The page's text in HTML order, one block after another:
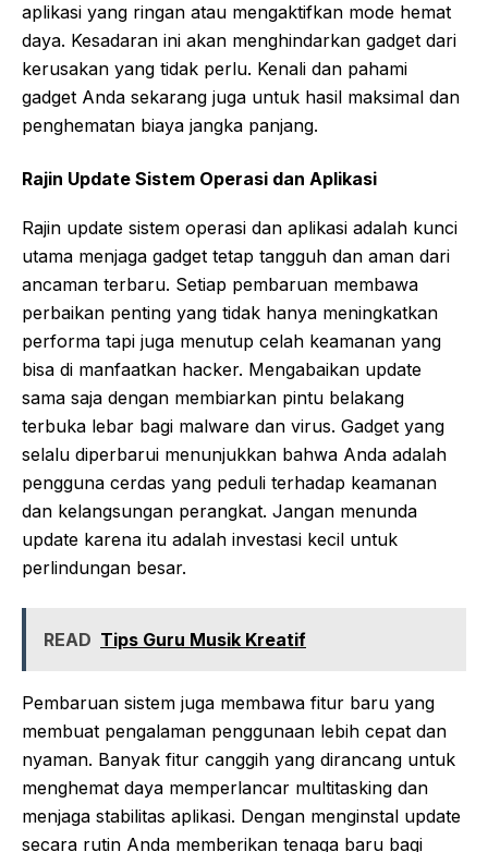
aplikasi yang ringan atau mengaktifkan mode hemat
daya. Kesadaran ini akan menghindarkan gadget dari
kerusakan yang tidak perlu. Kenali dan pahami
gadget Anda sekarang juga untuk hasil maksimal dan
penghematan biaya jangka panjang.
Rajin Update Sistem Operasi dan Aplikasi
Rajin update sistem operasi dan aplikasi adalah kunci
utama menjaga gadget tetap tangguh dan aman dari
ancaman terbaru. Setiap pembaruan membawa
perbaikan penting yang tidak hanya meningkatkan
performa tapi juga menutup celah keamanan yang
bisa di manfaatkan hacker. Mengabaikan update
sama saja dengan membiarkan pintu belakang
terbuka lebar bagi malware dan virus. Gadget yang
selalu diperbarui menunjukkan bahwa Anda adalah
pengguna cerdas yang peduli terhadap keamanan
dan kelangsungan perangkat. Jangan menunda
update karena itu adalah investasi kecil untuk
perlindungan besar.
READ Tips Guru Musik Kreatif
Pembaruan sistem juga membawa fitur baru yang
membuat pengalaman penggunaan lebih cepat dan
nyaman. Banyak fitur canggih yang dirancang untuk
menghemat daya memperlancar multitasking dan
menjaga stabilitas aplikasi. Dengan menginstal update
secara rutin Anda memberikan tenaga baru bagi